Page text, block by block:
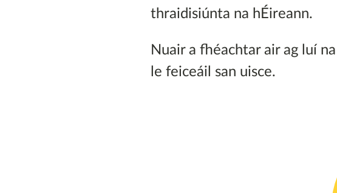
thraidisiúnta na hÉireann.
Nuair a fhéachtar air ag luí
le feiceáil san uisce.